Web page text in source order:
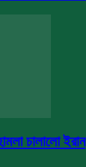
চালালো ইরান